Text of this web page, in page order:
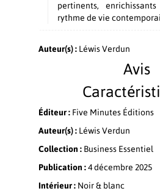
pertinents,
rythme de vie
Auteur(s) : Léwis Verdun
Avis
Éditeur : Five Minutes Éditions
Auteur(s) : Léwis Verdun
Collection : Business Essentiel
Publication :4 décembre 2025
Intérieur :Noir & blanc